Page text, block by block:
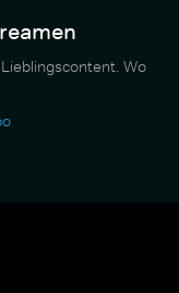
Wo